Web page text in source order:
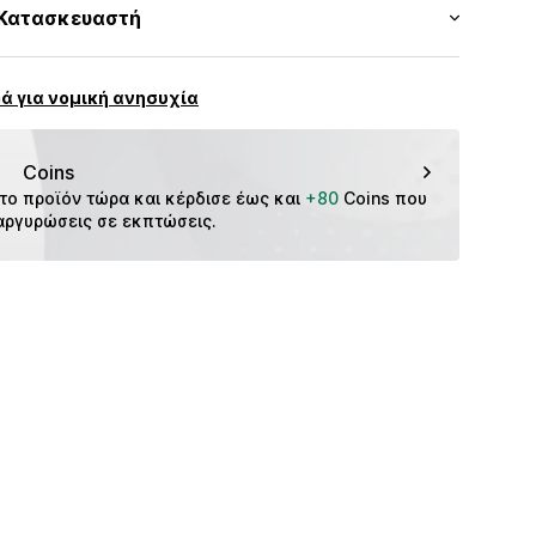
12% Πολυεστέρας - PES
για νομική ανησυχία
Coins
προϊόν τώρα και κέρδισε έως και +80 Coins που
σε εκπτώσεις.